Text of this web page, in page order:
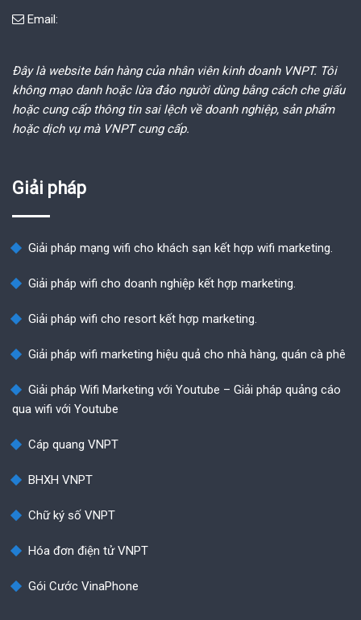
Email:
Đây là website bán hàng của nhân viên kinh doanh VNPT. Tôi
không mạo danh hoặc lừa đảo người dùng bằng cách che giấu
hoặc cung cấp thông tin sai lệch về doanh nghiệp, sản phẩm
hoặc dịch vụ mà VNPT cung cấp.
Giải pháp
Giải pháp mạng wifi cho khách sạn kết hợp wifi marketing.
Giải pháp wifi cho doanh nghiệp kết hợp marketing.
Giải pháp wifi cho resort kết hợp marketing.
Giải pháp wifi marketing hiệu quả cho nhà hàng, quán cà phê
Giải pháp Wifi Marketing với Youtube – Giải pháp quảng cáo
qua wifi với Youtube
Cáp quang VNPT
BHXH VNPT
Chữ ký số VNPT
Hóa đơn điện tử VNPT
Gói Cước VinaPhone